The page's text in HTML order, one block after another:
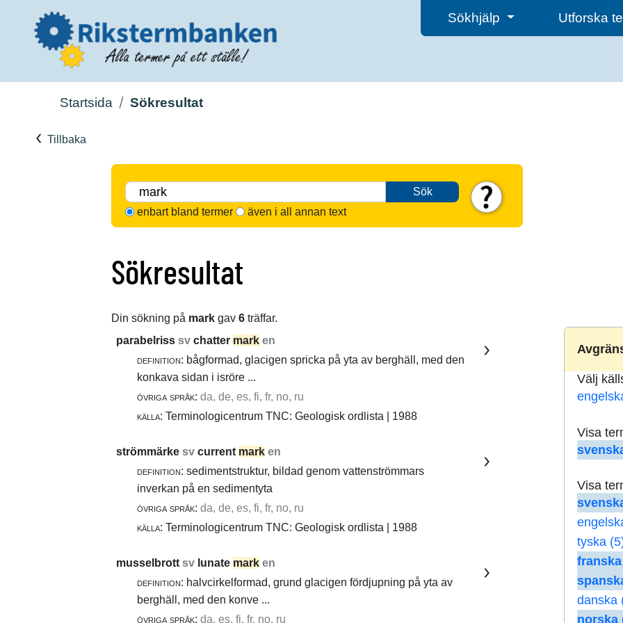
Sökhjälp Utforska
Startsida Sökresultat
Tillbaka
Sök
enbart bland termer
även i all annan text
Sökresultat
Din sökning på mark gav 6 träffar.
Välj
Visa
Visa
tyska
franska
danska
norska
parabelriss sv chatter mark en
definition: bågformad, glacigen spricka på yta av berghäll, med den
konkava sidan i isröre ...
övriga språk: da, de, es, fi, fr, no, ru
källa: Terminologicentrum TNC: Geologisk ordlista | 1988
strömmärke sv current mark en
definition: sedimentstruktur, bildad genom vattenströmmars
inverkan på en sedimentyta
övriga språk: da, de, es, fi, fr, no, ru
källa: Terminologicentrum TNC: Geologisk ordlista | 1988
musselbrott sv lunate mark en
definition: halvcirkelformad, grund glacigen fördjupning på yta av
berghäll, med den konve ...
övriga språk: da, es, fi, fr, no, ru